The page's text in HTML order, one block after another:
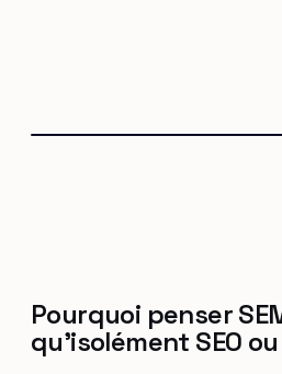
Pourquoi penser
qu'isolément SEO ou